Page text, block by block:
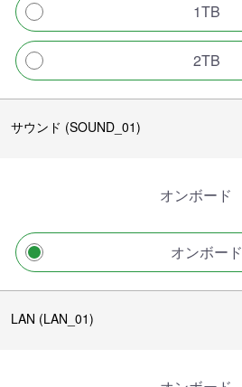
1TB
2TB
サウンド (SOUND_01)
オンボード
オンボード
LAN (LAN_01)